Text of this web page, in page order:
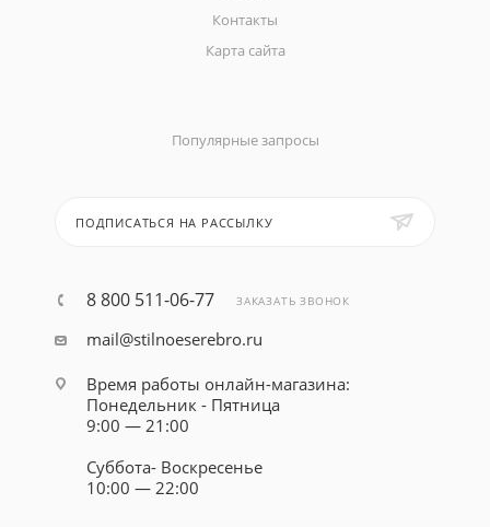
Контакты
Карта сайта
Популярные запросы
ПОДПИСАТЬСЯ НА РАССЫЛКУ
8 800 511-06-77 ЗАКАЗАТЬ ЗВОНОК
mail@stilnoeserebro.ru
Время работы онлайн-магазина:
Понедельник - Пятница
9:00 — 21:00
Суббота- Воскресенье
10:00 — 22:00